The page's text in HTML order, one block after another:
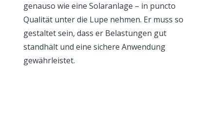
genauso wie eine Solaranlage – in puncto
Qualität unter die Lupe nehmen. Er muss so
gestaltet sein, dass er Belastungen gut
standhält und eine sichere Anwendung
gewährleistet.